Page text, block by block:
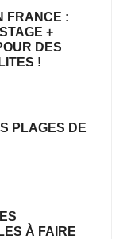
FRANCE :
+
DES
!
PLAGES DE
À FAIRE